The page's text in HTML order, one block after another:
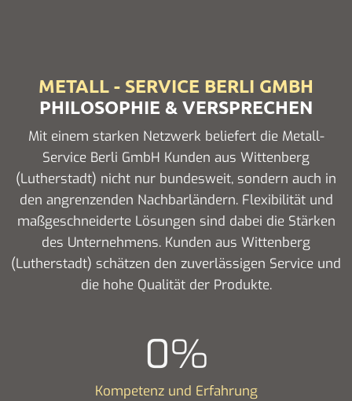
METALL - SERVICE BERLI GMBH
PHILOSOPHIE & VERSPRECHEN
Mit einem starken Netzwerk beliefert die Metall-
Service Berli GmbH Kunden aus Wittenberg
(Lutherstadt) nicht nur bundesweit, sondern auch in
den angrenzenden Nachbarländern. Flexibilität und
maßgeschneiderte Lösungen sind dabei die Stärken
des Unternehmens. Kunden aus Wittenberg
(Lutherstadt) schätzen den zuverlässigen Service und
die hohe Qualität der Produkte.
0%
Kompetenz und Erfahrung